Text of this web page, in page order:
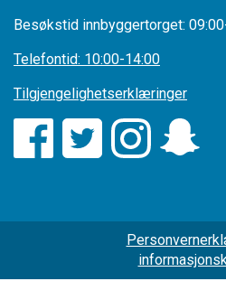
Besøkstid innbyggertorget:
Telefontid: 10:00-14:00
Tilgjengelighetserklæringer